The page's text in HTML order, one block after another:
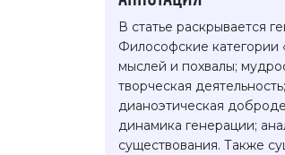
В статье раскрывается
Философские категории
мыслей и похвалы;
творческая
дианоэтическая
динамика генерации;
существования. Также